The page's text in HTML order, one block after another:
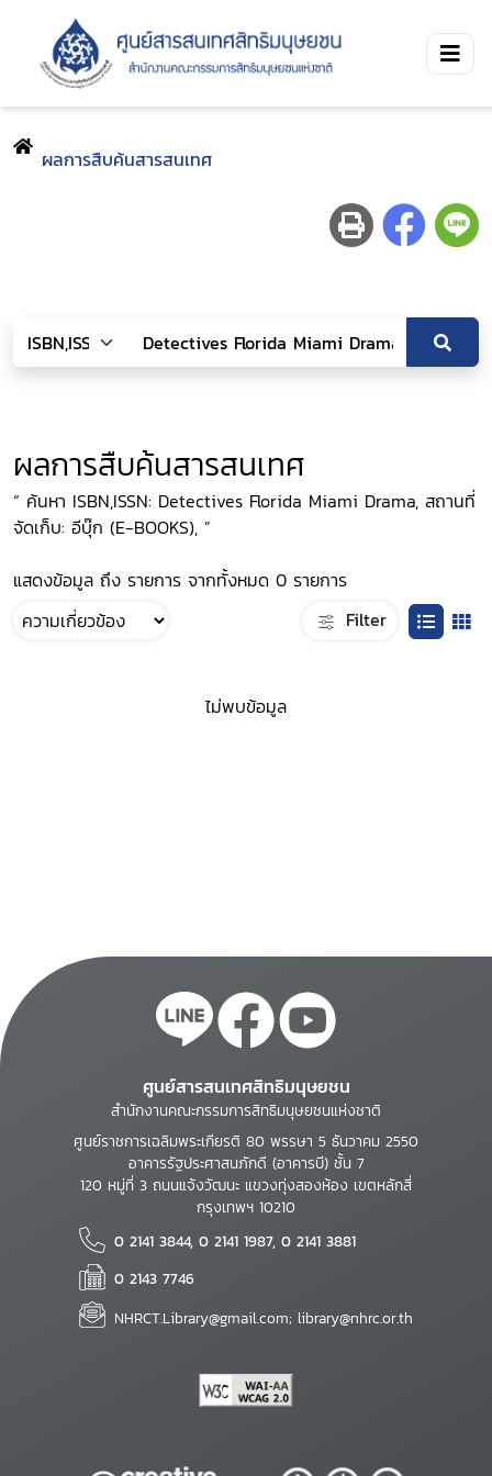
ผลการสืบค้นสารสนเทศ
ผลการสืบค้นสารสนเทศ
“ ค้นหา ISBN,ISSN: Detectives Florida Miami Drama, สถานที่
จัดเก็บ: อีบุ๊ก (E-BOOKS), ”
แสดงข้อมูล ถึง รายการ จากทั้งหมด 0 รายการ
Filter
ไม่พบข้อมูล
ศูนย์สารสนเทศสิทธิมนุษยชน
สำนักงานคณะกรรมการสิทธิมนุษยชนแห่งชาติ
ศูนย์ราชการเฉลิมพระเกียรติ 80 พรรษา 5 ธันวาคม 2550
อาคารรัฐประศาสนภักดี (อาคารบี) ชั้น 7
120 หมู่ที่ 3 ถนนแจ้งวัฒนะ แขวงทุ่งสองห้อง เขตหลักสี่
กรุงเทพฯ 10210
0 2141 3844, 0 2141 1987, 0 2141 3881
0 2143 7746
NHRCT.Library@gmail.com; library@nhrc.or.th